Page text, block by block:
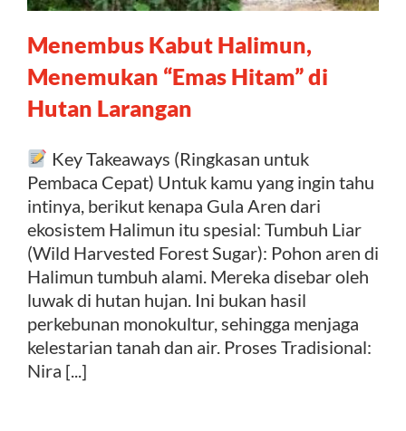
Kontak
Menembus Kabut Halimun,
Menemukan “Emas Hitam” di
Hutan Larangan
Key Takeaways (Ringkasan untuk
Pembaca Cepat) Untuk kamu yang ingin tahu
intinya, berikut kenapa Gula Aren dari
ekosistem Halimun itu spesial: Tumbuh Liar
(Wild Harvested Forest Sugar): Pohon aren di
Halimun tumbuh alami. Mereka disebar oleh
luwak di hutan hujan. Ini bukan hasil
perkebunan monokultur, sehingga menjaga
kelestarian tanah dan air. Proses Tradisional:
Nira [...]